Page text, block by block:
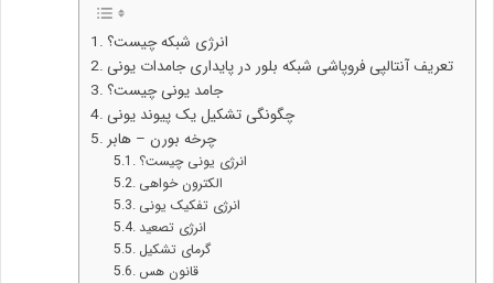
انرژی شبکه چیست؟
تعریف آنتالپی فروپاشی شبکه بلور در پایداری جامدات یونی
جامد یونی چیست؟
چگونگی تشکیل یک پیوند یونی
چرخه بورن – هابر
انرژی یونی چیست؟
الکترون خواهی
انرژی تفکیک یونی
انرژی تصعید
گرمای تشکیل
قانون هس